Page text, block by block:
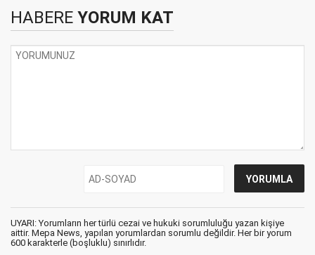
HABERE YORUM KAT
UYARI: Yorumların her türlü cezai ve hukuki sorumluluğu yazan kişiye
aittir. Mepa News, yapılan yorumlardan sorumlu değildir. Her bir yorum
600 karakterle (boşluklu) sınırlıdır.